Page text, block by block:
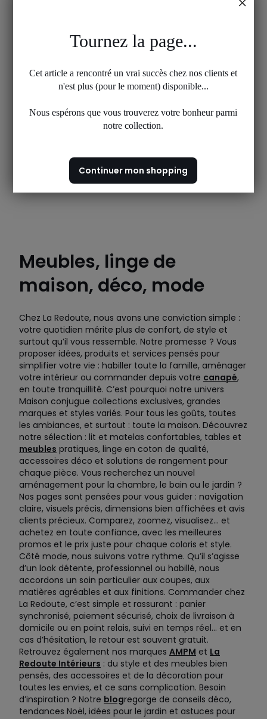
Meubles, linge de
maison, déco, mode
Chez La Redoute, nous avons une conviction simple :
votre quotidien mérite plus de confort, de style et
surtout qu’il vous ressemble. Notre promesse ? Vous
proposer idées, produits et services pensés pour
simplifier votre vie : habiller toute la famille, aménager
votre intérieur ou commander depuis votre canapé,
en toute tranquillité. C’est pourquoi notre univers
Maison conjugue collections exclusives, grandes
marques et styles variés. Pour tous les goûts, toutes
les ambiances, et surtout : toute la maison. Découvrez
notre sélection : lit et matelas confortables, tables et
meubles pratiques, linge en coton de qualité,
accessoires déco et solutions de rangement pour
chaque pièce. Vous recherchez un nouvel
aménagement pour la chambre, le bain ou le jardin ?
Nos pages sont pensées pour vous guider : navigation
claire, visuels précis, dimensions bien affichées et avis
clients précieux. Comparez, zoomez, visualisez… et
achetez en toute confiance, avec les meilleures
promos et le prix juste pour chaque coloris et style.
Côté mode, nous suivons votre rythme. Qu’il s’agisse
d’un look détente, professionnel ou habillé, nous
accordons un soin particulier aux coupes, aux
matières agréables et aux finitions. Commander chez
La Redoute, c’est simple et rassurant : panier
synchronisé, paiement sécurisé, choix de livraison à
domicile ou en point relais, suivi en temps réel… et en
cas d’hésitation, le retour est souvent gratuit.
Retrouvez également nos marques AMPM et La
Redoute Intérieurs : du style et des meubles bien
pensés, des accessoires et de la décoration pour
toutes les envies, et ce sans complication. Besoin
d’inspiration ? Notre blogregorge de conseils déco,
tendances Noël, idées pour le jardin et astuces pour
Tournez la page...
Cet article a rencontré un vrai succès chez nos clients et
n'est plus (pour le moment) disponible...
Nous espérons que vous trouverez votre bonheur parmi
notre collection.
Continuer mon shopping